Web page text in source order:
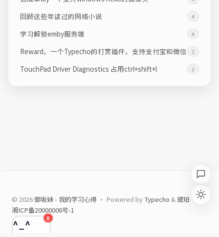
回顾这些年读过的网络小说 4
学习解锁emby服务端 4
Reward，一个Typecho的打赏插件，支持支付宝和微信 2
TouchPad Driver Diagnostics 占用ctrl+shift+l 2
© 2026御坂妹 - 我的学习心得 · Powered by Typecho &琥珀
湘ICP备20000006号-1
^_^ 0